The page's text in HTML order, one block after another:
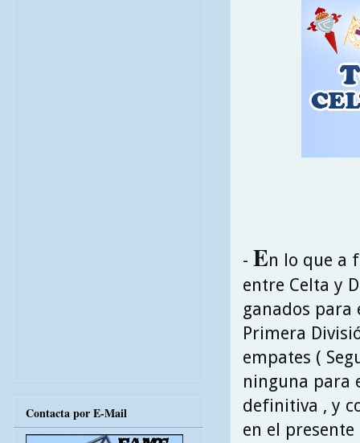
- En lo que a
entre Celta y
ganados para
Primera
empates (
ninguna para
definitiva , y
en el
Contacta por E-Mail